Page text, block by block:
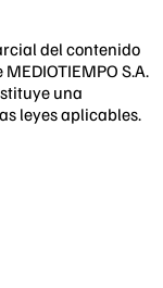
del contenido
S.A.
una
leyes aplicables.